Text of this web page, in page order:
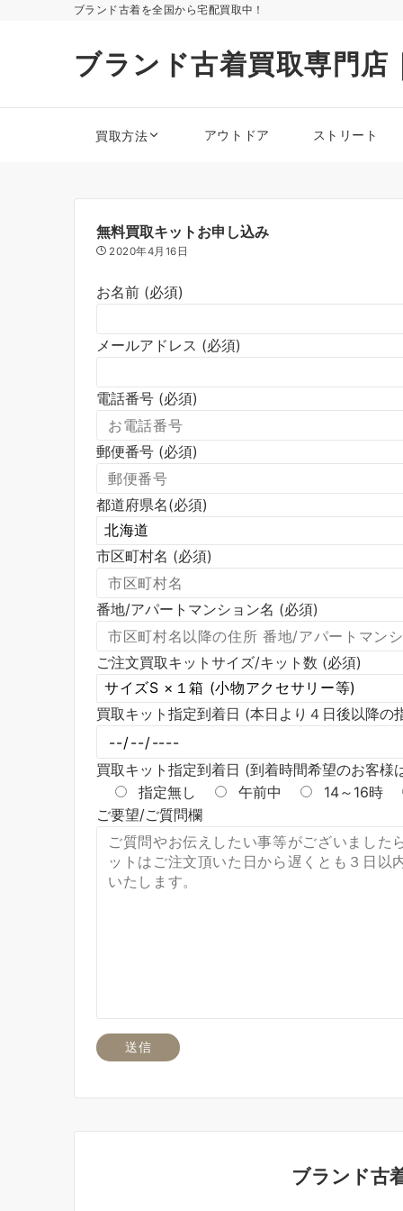
ブランド古着を全国から宅配買取中！
ブランド古着買取専門
買取方法 アウトドア ストリート
無料買取キットお申し込み
2020年4月16日
お名前 (必須)
メールアドレス (必須)
電話番号 (必須)
郵便番号 (必須)
都道府県名(必須)
市区町村名 (必須)
番地/アパートマンション名 (必須)
ご注文買取キットサイズ/キット数 (必須)
買取キット指定到着日 (本日より４日後以降の
買取キット指定到着日 (到着時間希望のお客様
指定無し
午前中
14～16時
ご要望/ご質問欄
ブランド古